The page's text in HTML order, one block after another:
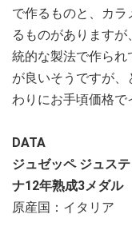
で作るものと、カ
るものがあります
統的な製法で作ら
が良いそうですが
わりにお手頃価格で
DATA
ジュゼッペ ジュス
ナ12年熟成3メダル
原産国：イタリア